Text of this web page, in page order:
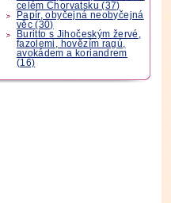
celém Chorvatsku (37)
Papír, obyčejná neobyčejná
věc (30)
Buritto s Jihočeským žervé,
fazolemi, hovězím ragú,
avokádem a koriandrem
(16)